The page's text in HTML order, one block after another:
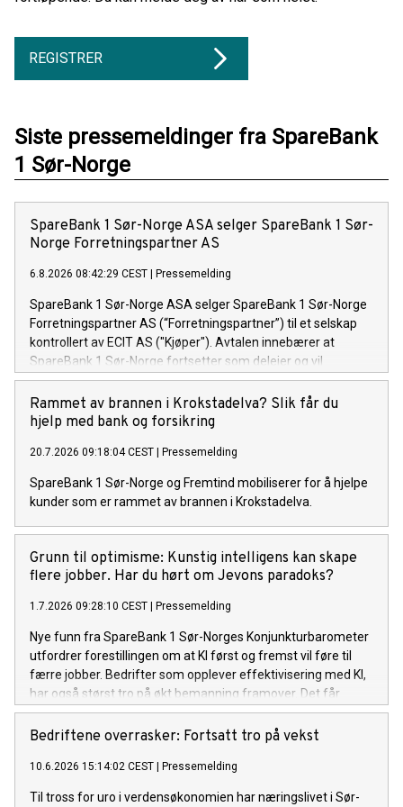
REGISTRER
Siste pressemeldinger fra SpareBank
1 Sør-Norge
SpareBank 1 Sør-Norge ASA selger SpareBank 1 Sør-
Norge Forretningspartner AS
6.8.2026 08:42:29 CEST | Pressemelding
SpareBank 1 Sør-Norge ASA selger SpareBank 1 Sør-Norge
Forretningspartner AS (“Forretningspartner”) til et selskap
kontrollert av ECIT AS ("Kjøper"). Avtalen innebærer at
SpareBank 1 Sør-Norge fortsetter som deleier og vil
samarbeide med Forretningspartner fremover.
Rammet av brannen i Krokstadelva? Slik får du
hjelp med bank og forsikring
20.7.2026 09:18:04 CEST | Pressemelding
SpareBank 1 Sør-Norge og Fremtind mobiliserer for å hjelpe
kunder som er rammet av brannen i Krokstadelva.
Grunn til optimisme: Kunstig intelligens kan skape
flere jobber. Har du hørt om Jevons paradoks?
1.7.2026 09:28:10 CEST | Pressemelding
Nye funn fra SpareBank 1 Sør-Norges Konjunkturbarometer
utfordrer forestillingen om at KI først og fremst vil føre til
færre jobber. Bedrifter som opplever effektivisering med KI,
har også størst tro på økt bemanning framover. Det får
sjeføkonomen til å tenke på et kjent paradoks.
Bedriftene overrasker: Fortsatt tro på vekst
10.6.2026 15:14:02 CEST | Pressemelding
Til tross for uro i verdensøkonomien har næringslivet i Sør-